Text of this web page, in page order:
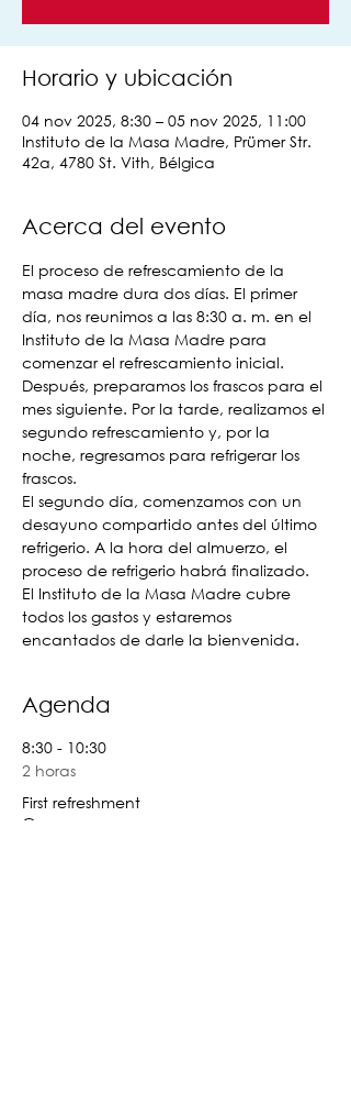
Horario y ubicación
04 nov 2025, 8:30 – 05 nov 2025, 11:00
Instituto de la Masa Madre, Prümer Str.
42a, 4780 St. Vith, Bélgica
Acerca del evento
El proceso de refrescamiento de la
masa madre dura dos días. El primer
día, nos reunimos a las 8:30 a. m. en el
Instituto de la Masa Madre para
comenzar el refrescamiento inicial.
Después, preparamos los frascos para el
mes siguiente. Por la tarde, realizamos el
segundo refrescamiento y, por la
noche, regresamos para refrigerar los
frascos.
El segundo día, comenzamos con un
desayuno compartido antes del último
refrigerio. A la hora del almuerzo, el
proceso de refrigerio habrá finalizado.
El Instituto de la Masa Madre cubre
todos los gastos y estaremos
encantados de darle la bienvenida.
Agenda
8:30 - 10:30
2 horas
First refreshment